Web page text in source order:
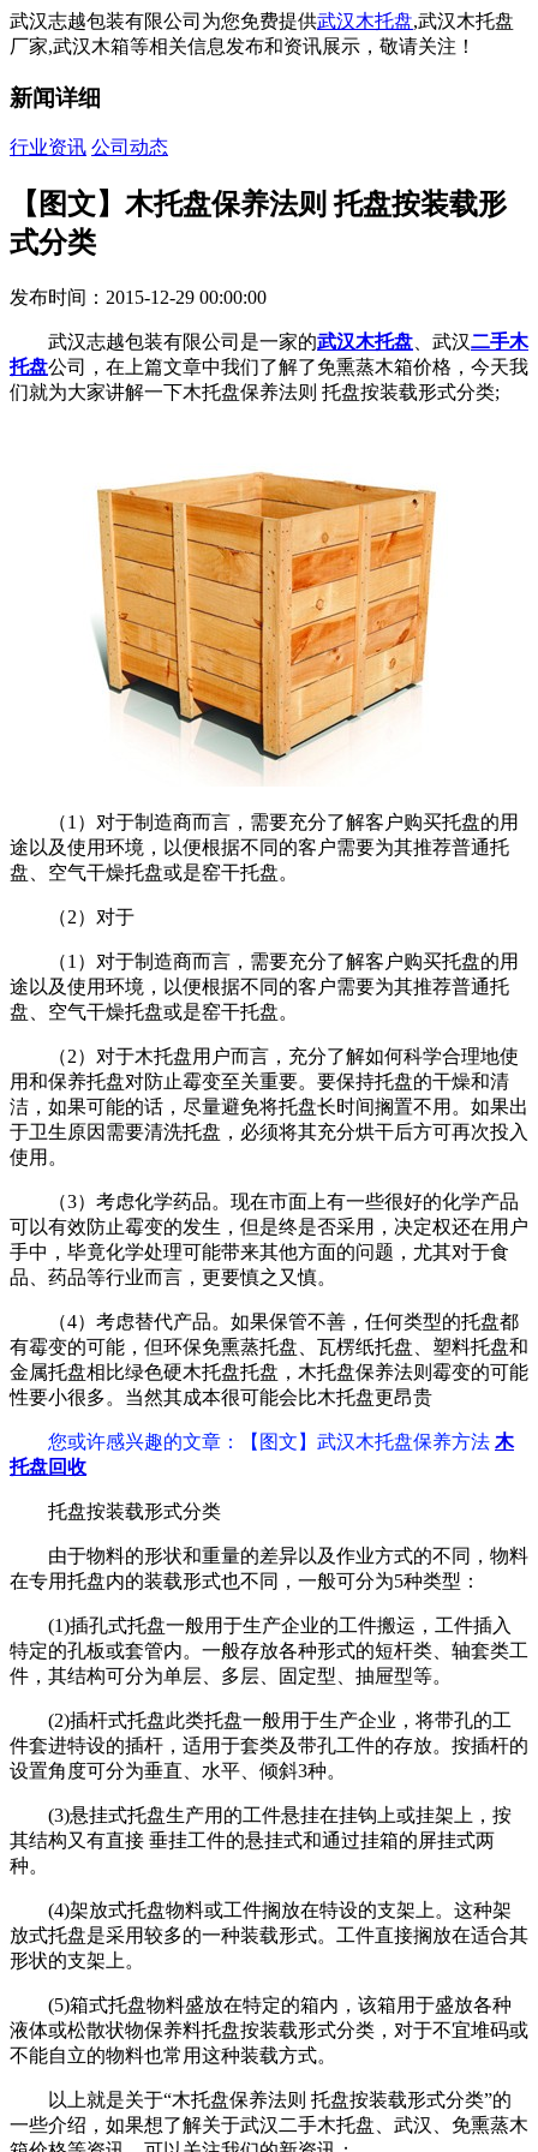
武汉志越包装有限公司为您免费提供武汉木托盘,武汉木托盘
厂家,武汉木箱等相关信息发布和资讯展示，敬请关注！
新闻详细
行业资讯 公司动态
【图文】木托盘保养法则 托盘按装载形
式分类
发布时间：2015-12-29 00:00:00
武汉志越包装有限公司是一家的武汉木托盘 、武汉二手木
托盘公司，在上篇文章中我们了解了免熏蒸木箱价格，今天我
们就为大家讲解一下木托盘保养法则 托盘按装载形式分类;
（1）对于制造商而言，需要充分了解客户购买托盘的用
途以及使用环境，以便根据不同的客户需要为其推荐普通托
盘、空气干燥托盘或是窑干托盘。
（2）对于
（1）对于制造商而言，需要充分了解客户购买托盘的用
途以及使用环境，以便根据不同的客户需要为其推荐普通托
盘、空气干燥托盘或是窑干托盘。
（2）对于木托盘用户而言，充分了解如何科学合理地使
用和保养托盘对防止霉变至关重要。要保持托盘的干燥和清
洁，如果可能的话，尽量避免将托盘长时间搁置不用。如果出
于卫生原因需要清洗托盘，必须将其充分烘干后方可再次投入
使用。
（3）考虑化学药品。现在市面上有一些很好的化学产品
可以有效防止霉变的发生，但是终是否采用，决定权还在用户
手中，毕竟化学处理可能带来其他方面的问题，尤其对于食
品、药品等行业而言，更要慎之又慎。
（4）考虑替代产品。如果保管不善，任何类型的托盘都
有霉变的可能，但环保免熏蒸托盘、瓦楞纸托盘、塑料托盘和
金属托盘相比绿色硬木托盘托盘，木托盘保养法则霉变的可能
性要小很多。当然其成本很可能会比木托盘更昂贵
您或许感兴趣的文章：【图文】武汉木托盘保养方法 木
托盘回收
托盘按装载形式分类
由于物料的形状和重量的差异以及作业方式的不同，物料
在专用托盘内的装载形式也不同，一般可分为5种类型：
(1)插孔式托盘一般用于生产企业的工件搬运，工件插入
特定的孔板或套管内。一般存放各种形式的短杆类、轴套类工
件，其结构可分为单层、多层、固定型、抽屉型等。
(2)插杆式托盘此类托盘一般用于生产企业，将带孔的工
件套进特设的插杆，适用于套类及带孔工件的存放。按插杆的
设置角度可分为垂直、水平、倾斜3种。
(3)悬挂式托盘生产用的工件悬挂在挂钩上或挂架上，按
其结构又有直接 垂挂工件的悬挂式和通过挂箱的屏挂式两
种。
(4)架放式托盘物料或工件搁放在特设的支架上。这种架
放式托盘是采用较多的一种装载形式。工件直接搁放在适合其
形状的支架上。
(5)箱式托盘物料盛放在特定的箱内，该箱用于盛放各种
液体或松散状物保养料托盘按装载形式分类，对于不宜堆码或
不能自立的物料也常用这种装载方式。
以上就是关于“木托盘保养法则 托盘按装载形式分类”的
一些介绍，如果想了解关于武汉二手木托盘、武汉、免熏蒸木